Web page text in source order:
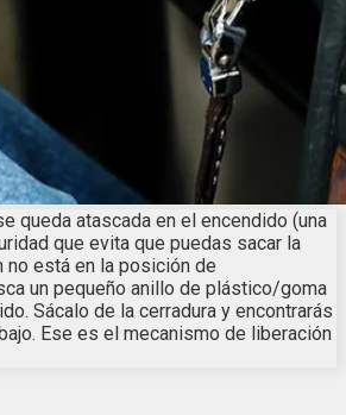
queda atascada en el encendido (una
que evita que puedas sacar la
no está en la posición de
un pequeño anillo de plástico/goma
Sácalo de la cerradura y encontrarás
Ese es el mecanismo de liberación